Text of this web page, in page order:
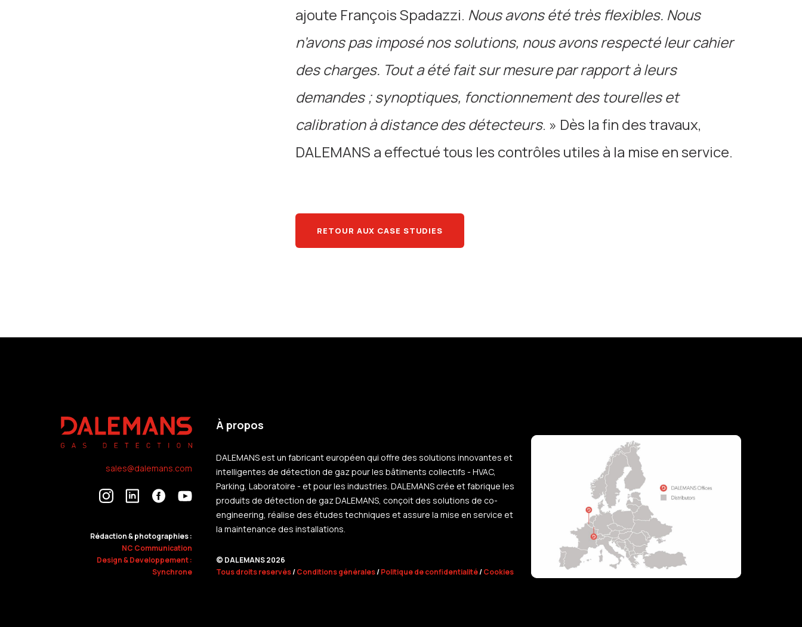
ajoute François Spadazzi. Nous avons été très flexibles. Nous
n’avons pas imposé nos solutions, nous avons respecté leur cahier
des charges. Tout a été fait sur mesure par rapport à leurs
demandes ; synoptiques, fonctionnement des tourelles et
calibration à distance des détecteurs. » Dès la fin des travaux,
DALEMANS a effectué tous les contrôles utiles à la mise en service.
RETOUR AUX CASE STUDIES
sales@dalemans.com
Rédaction & photographies :
NC Communication
Design & Developpement :
Synchrone
À propos
DALEMANS est un fabricant européen qui offre des solutions innovantes et
intelligentes de détection de gaz pour les bâtiments collectifs - HVAC,
Parking, Laboratoire - et pour les industries. DALEMANS crée et fabrique les
produits de détection de gaz DALEMANS, conçoit des solutions de co-
engineering, réalise des études techniques et assure la mise en service et
la maintenance des installations.
© DALEMANS 2026
Tous droits reservés/Conditions générales/Politique de confidentialité/Cookies